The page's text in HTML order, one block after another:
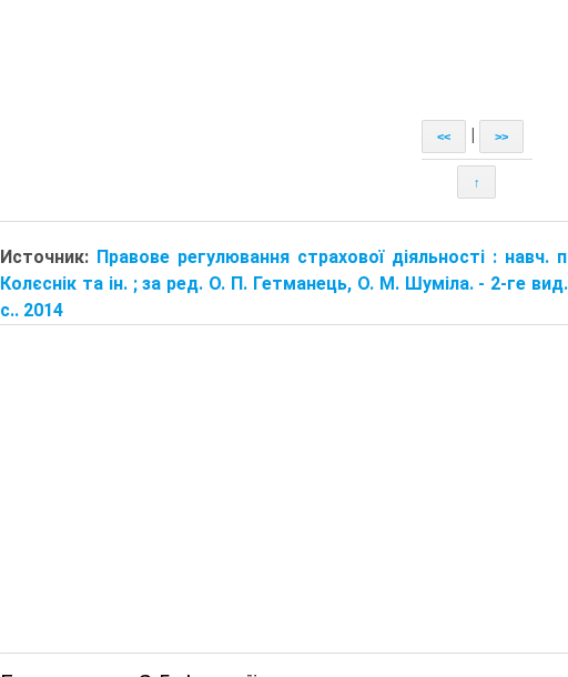
<< | >>
↑
Источник: Правове регулювання страхової діяльності :
Колєснік та ін. ; за ред. О. П. Гетманець, О. М. Шуміла. - 2-ге
с.. 2014